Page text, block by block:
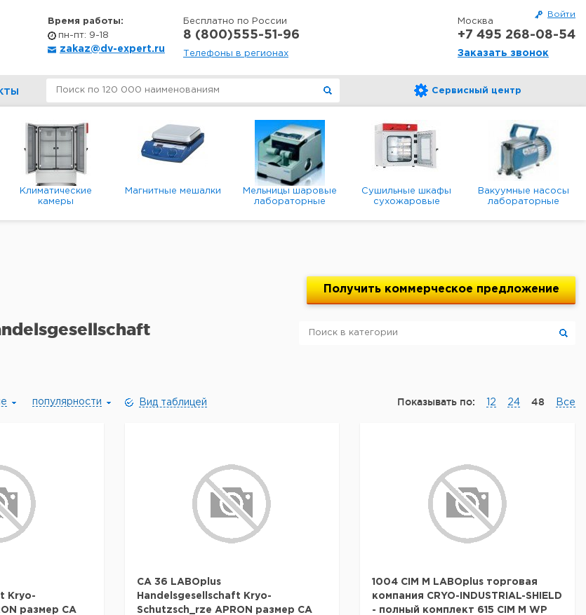
Войти
Время работы:
пн-пт: 9-18
zakaz@dv-expert.ru
Бесплатно по России
8 (800)555-51-96
Телефоны в регионах
Москва
+7 495 268-08-54
Заказать звонок
Сервисный центр
Климатические
камеры
Магнитные мешалки
Мельницы шаровые
лабораторные
Сушильные шкафы
сухожаровые
Вакуумные насосы
лабораторные
мембранные
Получить коммерческое предложение
популярности Вид таблицей Показывать по: 12 24 48 Все
Kryo-
размер CA
CA 36 LABOplus
Handelsgesellschaft Kryo-
Schutzsch_rze APRON размер CA
1004 CIM M LABOplus торговая
компания CRYO-INDUSTRIAL-SHIELD
- полный комплект 615 CIM M WP